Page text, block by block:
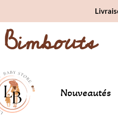
Nouveautés